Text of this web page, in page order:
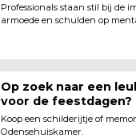
Professionals staan stil bij de
armoede en schulden op
Op zoek naar een
voor de feestdagen?
Koop een schilderijtje of
Odensehuiskamer.